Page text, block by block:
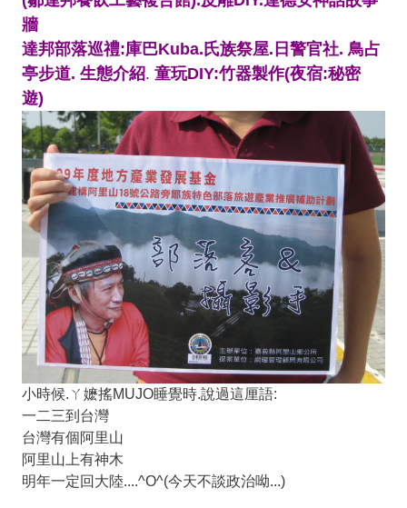
牆
達邦部落巡禮:庫巴Kuba.氏族祭屋.日警官社. 鳥占
亭步道. 生態介紹. 童玩DIY:竹器製作(夜宿:秘密
遊)
小時候.ㄚ嬷搖MUJO睡覺時.說過這厘語:
一二三到台灣
台灣有個阿里山
阿里山上有神木
明年一定回大陸....^O^(今天不談政治呦...)